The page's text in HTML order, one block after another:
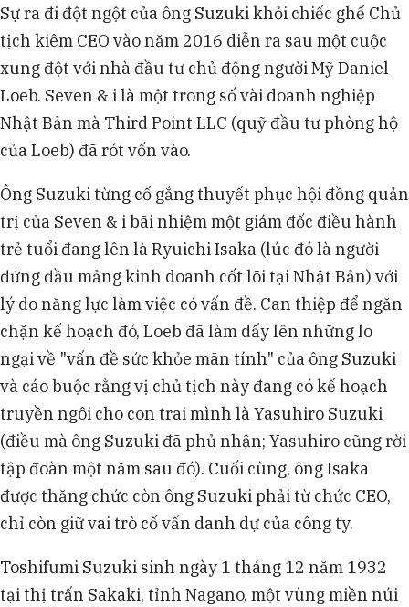
Sự ra đi đột ngột của ông Suzuki khỏi chiếc ghế Chủ
tịch kiêm CEO vào năm 2016 diễn ra sau một cuộc
xung đột với nhà đầu tư chủ động người Mỹ Daniel
Loeb. Seven & i là một trong số vài doanh nghiệp
Nhật Bản mà Third Point LLC (quỹ đầu tư phòng hộ
của Loeb) đã rót vốn vào.
Ông Suzuki từng cố gắng thuyết phục hội đồng quản
trị của Seven & i bãi nhiệm một giám đốc điều hành
trẻ tuổi đang lên là Ryuichi Isaka (lúc đó là người
đứng đầu mảng kinh doanh cốt lõi tại Nhật Bản) với
lý do năng lực làm việc có vấn đề. Can thiệp để ngăn
chặn kế hoạch đó, Loeb đã làm dấy lên những lo
ngại về "vấn đề sức khỏe mãn tính" của ông Suzuki
và cáo buộc rằng vị chủ tịch này đang có kế hoạch
truyền ngôi cho con trai mình là Yasuhiro Suzuki
(điều mà ông Suzuki đã phủ nhận; Yasuhiro cũng rời
tập đoàn một năm sau đó). Cuối cùng, ông Isaka
được thăng chức còn ông Suzuki phải từ chức CEO,
chỉ còn giữ vai trò cố vấn danh dự của công ty.
Toshifumi Suzuki sinh ngày 1 tháng 12 năm 1932
tại thị trấn Sakaki, tỉnh Nagano, một vùng miền núi